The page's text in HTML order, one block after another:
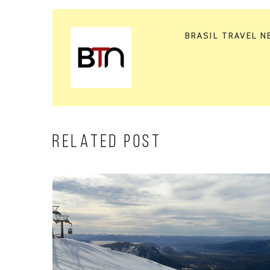
BRASIL TRAVEL
RELATED POST